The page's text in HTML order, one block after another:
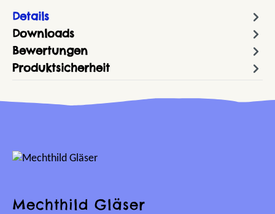
Details
Downloads
Bewertungen
Produktsicherheit
Mechthild Gläser